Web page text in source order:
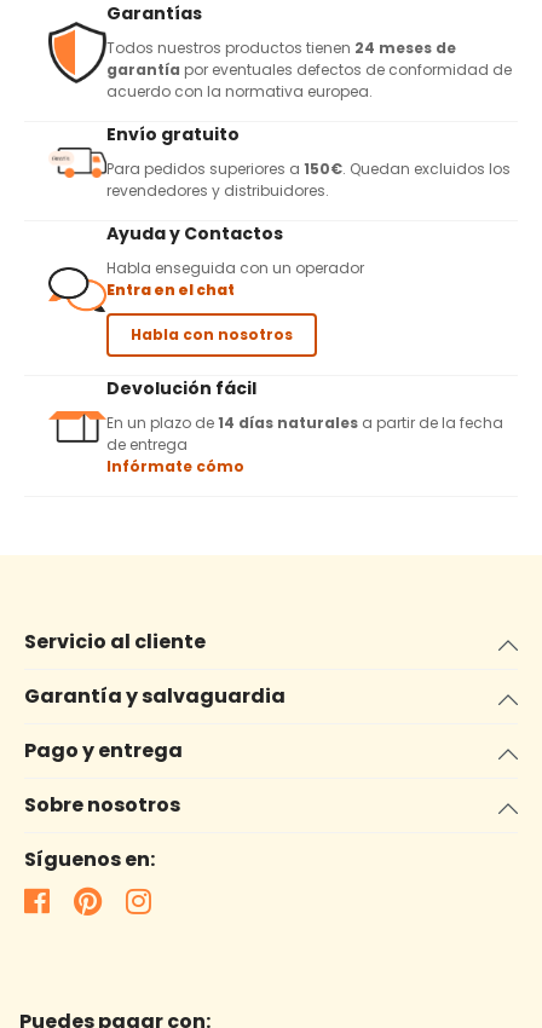
Garantías
Todos nuestros productos tienen 24 meses de
garantía por eventuales defectos de conformidad de
acuerdo con la normativa europea.
Envío gratuito
Para pedidos superiores a 150€. Quedan excluidos los
revendedores y distribuidores.
Ayuda y Contactos
Habla enseguida con un operador
Entra en el chat
Habla con nosotros
Devolución fácil
En un plazo de14 días naturales a partir de la fecha
de entrega
Infórmate cómo
Servicio al cliente
Garantía y salvaguardia
Pago y entrega
Sobre nosotros
Síguenos en:
Puedes pagar con: